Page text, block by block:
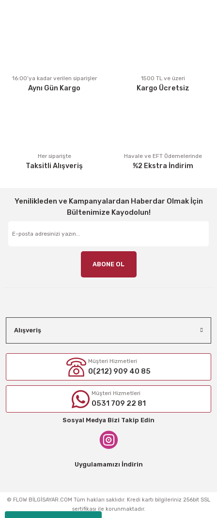
Ürün fiyatı diğer sitelerden daha pahalı.
Bu ürüne benzer farklı alternatifler olmalı.
16:00’ya kadar verilen siparişler
Aynı Gün Kargo
1500 TL ve üzeri
Kargo Ücretsiz
Her siparişte
Taksitli Alışveriş
Havale ve EFT Ödemelerinde
%2 Ekstra İndirim
Yenilikleden ve Kampanyalardan Haberdar Olmak İçin
Bültenimize Kayodolun!
ABONE OL
Alışveriş
Müşteri Hizmetleri
0(212) 909 40 85
Müşteri Hizmetleri
0531 709 22 81
Sosyal Medya Bizi Takip Edin
Uygulamamızı İndirin
© FLOW BİLGİSAYAR.COM Tüm hakları saklıdır. Kredi kartı bilgileriniz 256bit SSL
sertifikası ile korunmaktadır.